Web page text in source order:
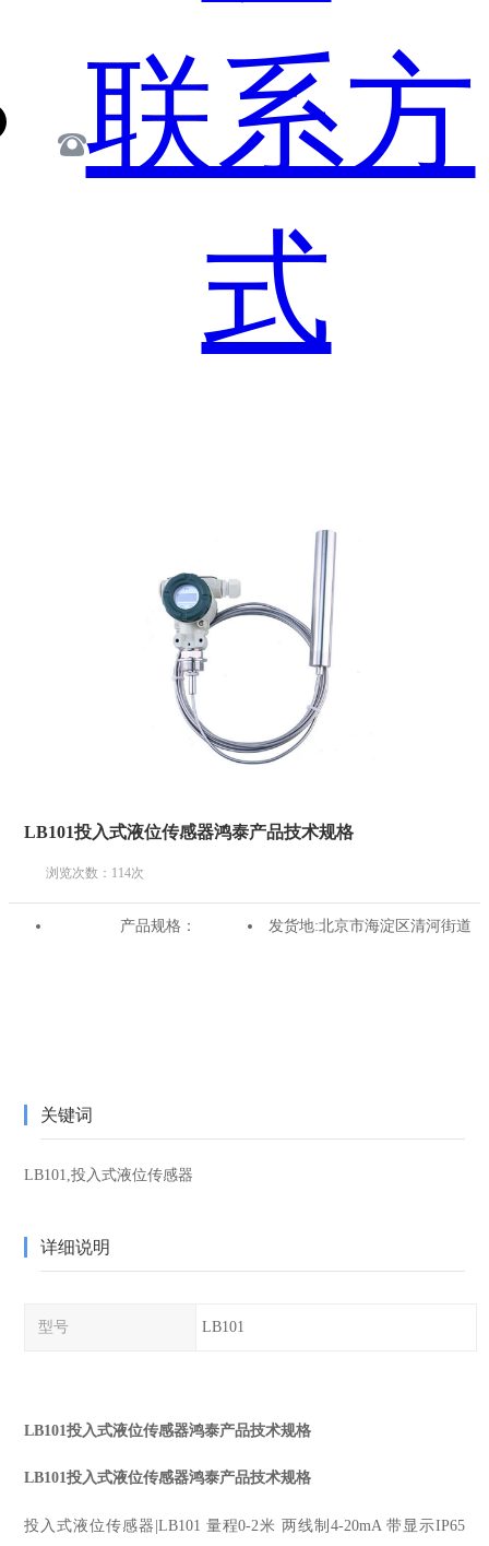
联系方
式
LB101投入式液位传感器鸿泰产品技术规格
浏览次数： 114次
产品规格： 发货地:北京市海淀区清河街道
关键词
LB101,投入式液位传感器
详细说明
型号 LB101
LB101投入式液位传感器鸿泰产品技术规格
LB101投入式液位传感器鸿泰产品技术规格
投入式液位传感器|LB101 量程0-2米 两线制4-20mA 带显示IP65